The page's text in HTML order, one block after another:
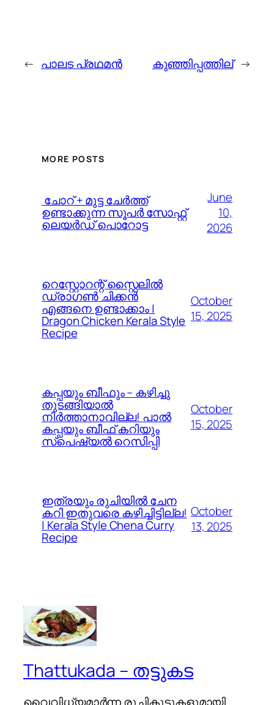
← പാലട പ്രഥമന്‍ കുഞ്ഞിപ്പത്തില് →
MORE POSTS
️ ചോറ് + മുട്ട ചേർത്ത്
ഉണ്ടാക്കുന്ന സൂപർ സോഫ്റ്റ്
ലെയർഡ് പൊറോട്ട
June
10,
2026
റെസ്റ്റോറന്റ് സ്റ്റൈലിൽ
ഡ്രാഗൺ ചിക്കൻ
എങ്ങനെ ഉണ്ടാക്കാം |
Dragon Chicken Kerala Style
Recipe
October
15, 2025
കപ്പയും ബീഫും – കഴിച്ചു
തുടങ്ങിയാൽ
നിർത്താനാവില്ല! പാൽ
കപ്പയും ബീഫ് കറിയും
സ്പെഷ്യൽ റെസിപ്പി
October
15, 2025
ഇത്രയും രുചിയിൽ ചേന
കറി ഇതുവരെ കഴിച്ചിട്ടില്ല!
| Kerala Style Chena Curry
Recipe
October
13, 2025
Thattukada – തട്ടുകട